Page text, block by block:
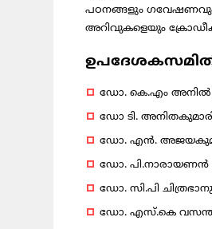
പഠനങ്ങളും ഗവേഷണവും
അറിവുകളെയും
ഡോ. കെ.എം അനിൽ
ഡോ ടി.
ഡോ. എൻ.
ഡോ. പി.നാരായണൻ
ഡോ. സി.പി
ഡോ. എസ്.കെ